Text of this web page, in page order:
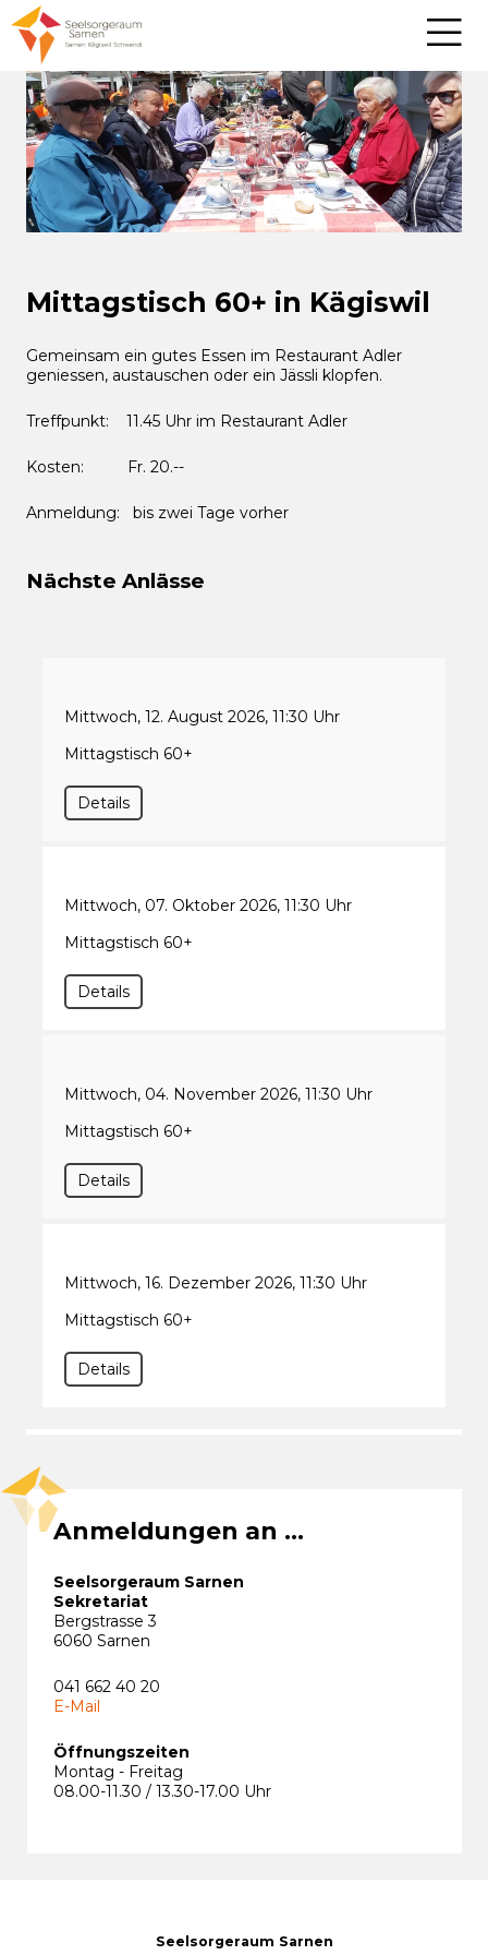
Mittagstisch 60+ in Kägiswil
Gemeinsam ein gutes Essen im Restaurant Adler
geniessen, austauschen oder ein Jässli klopfen.
Treffpunkt: 11.45 Uhr im Restaurant Adler
Kosten: Fr. 20.--
Anmeldung: bis zwei Tage vorher
Nächste Anlässe
Mittwoch, 12. August 2026, 11:30 Uhr
Mittagstisch 60+
Details
Mittwoch, 07. Oktober 2026, 11:30 Uhr
Mittagstisch 60+
Details
Mittwoch, 04. November 2026, 11:30 Uhr
Mittagstisch 60+
Details
Mittwoch, 16. Dezember 2026, 11:30 Uhr
Mittagstisch 60+
Details
Anmeldungen an ...
Seelsorgeraum Sarnen
Sekretariat
Bergstrasse 3
6060 Sarnen
041 662 40 20
E-Mail
Öffnungszeiten
Montag - Freitag
08.00-11.30 / 13.30-17.00 Uhr
Seelsorgeraum Sarnen